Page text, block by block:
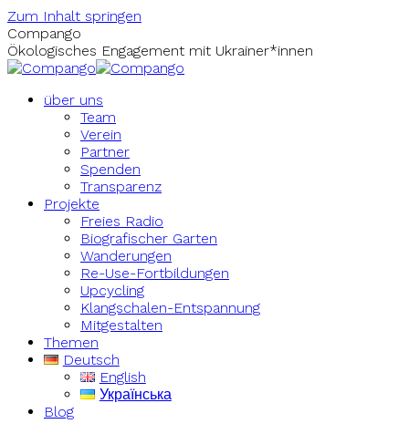
Zum Inhalt springen
Compango
Ökologisches Engagement mit Ukrainer*innen
über uns
Team
Verein
Partner
Spenden
Transparenz
Projekte
Freies Radio
Biografischer Garten
Wanderungen
Re-Use-Fortbildungen
Upcycling
Klangschalen-Entspannung
Mitgestalten
Themen
Deutsch
English
Українська
Blog